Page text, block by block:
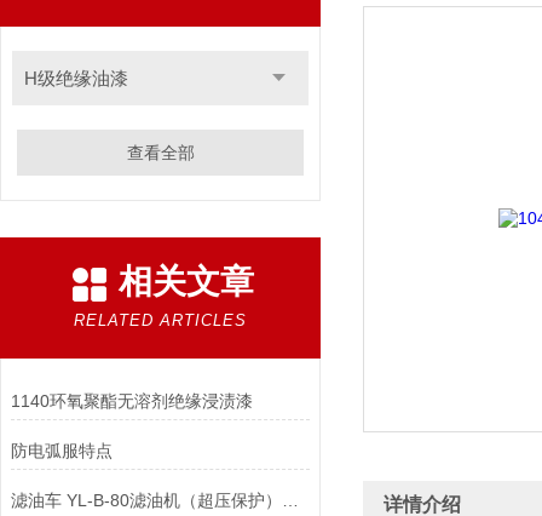
H级绝缘油漆
查看全部
相关文章
RELATED ARTICLES
1140环氧聚酯无溶剂绝缘浸渍漆
防电弧服特点
详情介绍